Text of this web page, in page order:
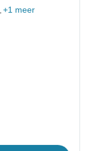
+1 meer